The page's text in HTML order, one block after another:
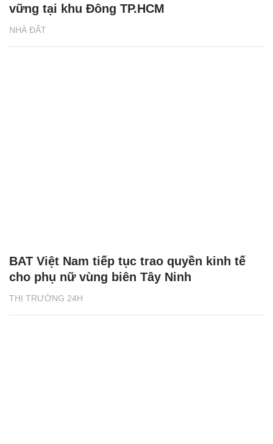
NHÀ ĐẤT
vững tại khu Đông TP.HCM
THỊ TRƯỜNG 24H
BAT Việt Nam tiếp tục trao quyền kinh tế
cho phụ nữ vùng biên Tây Ninh